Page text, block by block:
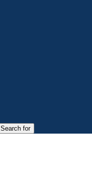
Search for